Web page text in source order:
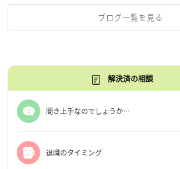
ブログ一覧を見る
解決済の相談
聞き上手なのでしょうか…
退職のタイミング